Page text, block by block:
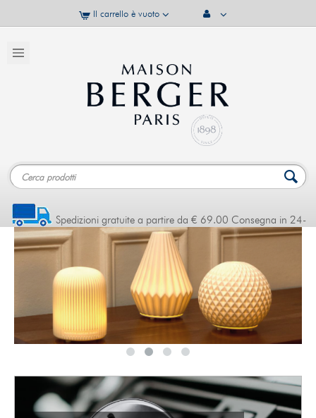
Il carrello è vuoto
Spedizioni gratuite a partire da € 69.00 Consegna in 24-
48 ore (DHL - BRT)